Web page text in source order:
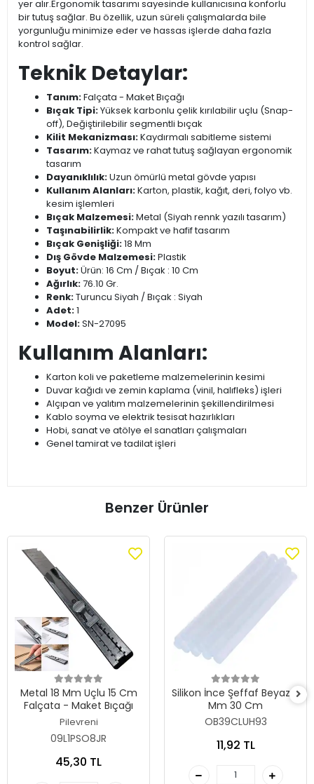
yer alır.Ergonomik tasarımı sayesinde kullanıcısına konforlu
bir tutuş sağlar. Bu özellik, uzun süreli çalışmalarda bile
yorgunluğu minimize eder ve hassas işlerde daha fazla
kontrol sağlar.
Teknik Detaylar:
Tanım:Falçata - Maket Bıçağı
Bıçak Tipi:Yüksek karbonlu çelik kırılabilir uçlu (Snap-
off), Değiştirilebilir segmentli bıçak
Kilit Mekanizması:Kaydırmalı sabitleme sistemi
Tasarım:Kaymaz ve rahat tutuş sağlayan ergonomik
tasarım
Dayanıklılık:Uzun ömürlü metal gövde yapısı
Kullanım Alanları:Karton, plastik, kağıt, deri, folyo vb.
kesim işlemleri
Bıçak Malzemesi:Metal (Siyah rennk yazılı tasarım)
Taşınabilirlik:Kompakt ve hafif tasarım
Bıçak Genişliği:18 Mm
Dış Gövde Malzemesi:Plastik
Boyut:Ürün: 16 Cm / Bıçak : 10 Cm
Ağırlık:76.10 Gr.
Renk:Turuncu Siyah / Bıçak : Siyah
Adet:1
Model:SN-27095
Kullanım Alanları:
Karton koli ve paketleme malzemelerinin kesimi
Duvar kağıdı ve zemin kaplama (vinil, halıfleks) işleri
Alçıpan ve yalıtım malzemelerinin şekillendirilmesi
Kablo soyma ve elektrik tesisat hazırlıkları
Hobi, sanat ve atölye el sanatları çalışmaları
Genel tamirat ve tadilat işleri
Benzer Ürünler
Metal 18 Mm Uçlu 15 Cm
Falçata - Maket Bıçağı
Pilevreni
09L1PSO8JR
45,30 TL
Silikon İnce Şeffaf Beyaz 8
Mm 30 Cm
OB39CLUH93
11,92 TL